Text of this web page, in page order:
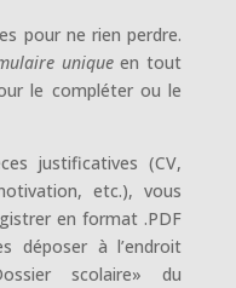
pour ne rien perdre.
uniqueen tout
le compléter ou le
justificatives (CV,
etc.), vous
en format .PDF
déposer à l’endroit
scolaire» du